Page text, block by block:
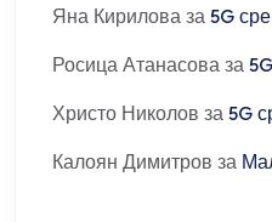
Яна Кирилова за 5G
Росица Атанасова за
Христо Николов за 5G
Калоян Димитров за